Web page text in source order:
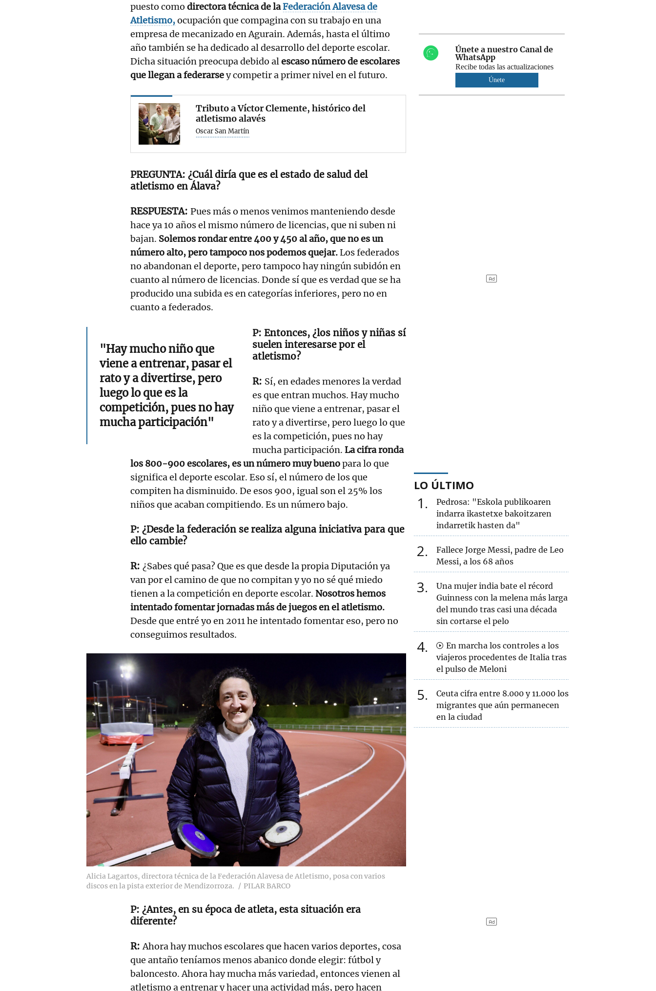
puesto como directora técnica de laFederación Alavesa de
Atletismo,ocupación que compagina con su trabajo en una
empresa de mecanizado en Agurain. Además, hasta el último
año también se ha dedicado al desarrollo del deporte escolar.
Dicha situación preocupa debido alescaso número de escolares
que llegan a federarsey competir a primer nivel en el futuro.
Tributo a Víctor Clemente, histórico del
atletismo alavés
Oscar San Martín
¿Cuál diría que es el estado de salud del
atletismo en Álava?
Pues más o menos venimos manteniendo desde
hace ya 10 años el mismo número de licencias, que ni suben ni
bajan. Solemos rondar entre 400 y 450 al año, que no es un
número alto, pero tampoco nos podemos quejar.Los federados
no abandonan el deporte, pero tampoco hay ningún subidón en
cuanto al número de licencias. Donde sí que es verdad que se ha
producido una subida es en categorías inferiores, pero no en
cuanto a federados.
"Hay mucho niño que
viene a entrenar, pasar el
rato y a divertirse, pero
luego lo que es la
competición, pues no hay
mucha participación"
Entonces, ¿los niños y niñas sí
suelen interesarse por el
atletismo?
Sí, en edades menores la verdad
es que entran muchos. Hay mucho
niño que viene a entrenar, pasar el
rato y a divertirse, pero luego lo que
es la competición, pues no hay
mucha participación.La cifra ronda
los 800-900 escolares, es un número muy buenopara lo que
significa el deporte escolar. Eso sí, el número de los que
compiten ha disminuido. De esos 900, igual son el 25% los
niños que acaban compitiendo. Es un número bajo.
¿Desde la federación se realiza alguna iniciativa para que
ello cambie?
¿Sabes qué pasa? Que es que desde la propia Diputación ya
van por el camino de que no compitan y yo no sé qué miedo
tienen a la competición en deporte escolar. Nosotros hemos
intentado fomentar jornadas más de juegos en el atletismo.
Desde que entré yo en 2011 he intentado fomentar eso, pero no
conseguimos resultados.
Alicia Lagartos, directora técnica de la Federación Alavesa de Atletismo, posa con varios
discos en la pista exterior de Mendizorroza.
PILAR BARCO
¿Antes, en su época de atleta, esta situación era
diferente?
Ahora hay muchos escolares que hacen varios deportes, cosa
que antaño teníamos menos abanico donde elegir: fútbol y
baloncesto. Ahora hay mucha más variedad, entonces vienen al
atletismo a entrenar y hacer una actividad más, pero hacen
Únete a nuestro Canal de
WhatsApp
Recibe todas las actualizaciones
Únete
LO ÚLTIMO
1
Pedrosa: "Eskola publikoaren
indarra ikastetxe bakoitzaren
indarretik hasten da"
2
Fallece Jorge Messi, padre de Leo
Messi, a los 68 años
3
Una mujer india bate el récord
Guinness con la melena más larga
del mundo tras casi una década
sin cortarse el pelo
4
En marcha los controles a los
viajeros procedentes de Italia tras
el pulso de Meloni
5
Ceuta cifra entre 8.000 y 11.000 los
migrantes que aún permanecen
en la ciudad